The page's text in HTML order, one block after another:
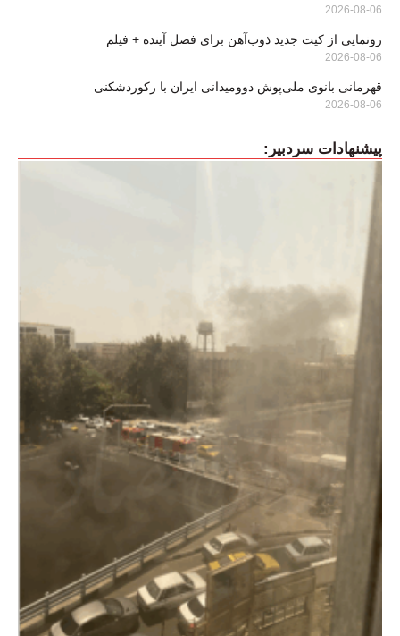
2026-08-06
رونمایی از کیت جدید ذوب‌آهن برای فصل آینده + فیلم
2026-08-06
قهرمانی بانوی ملی‌پوش دوومیدانی ایران با رکوردشکنی
2026-08-06
پیشنهادات سردبیر: